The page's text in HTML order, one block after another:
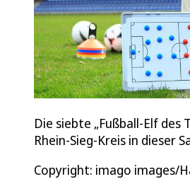
Die siebte „Fußball-Elf des
Rhein-Sieg-Kreis in dieser
Copyright: imago images/